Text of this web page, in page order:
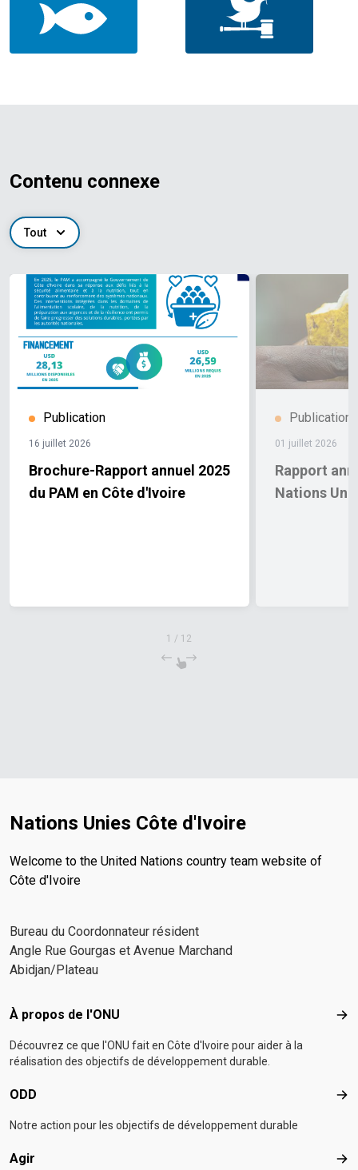
Contenu connexe
Tout
Publication
16 juillet 2026
Brochure-Rapport annuel 2025
du PAM en Côte d'Ivoire
Publication
01 juillet 2026
Rapport
Nations
1 / 12
Nations Unies Côte d'Ivoire
Welcome to the United Nations country team website of
Côte d'Ivoire
Bureau du Coordonnateur résident
Angle Rue Gourgas et Avenue Marchand
Abidjan/Plateau
Footer menu
À propos de l'ONU À
Découvrez ce que l'ONU fait en Côte d'Ivoire pour aider à la
réalisation des objectifs de développement durable.
ODD
Notre action pour les objectifs de développement durable
Agir Agir